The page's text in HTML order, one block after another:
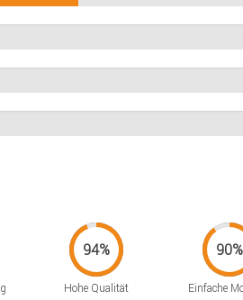
Hohe Qualität Einfache